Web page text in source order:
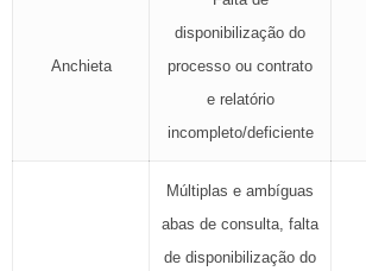
Anchieta
disponibilização do
processo ou contrato
e relatório
incompleto/deficiente
Múltiplas e ambíguas
abas de consulta, falta
de disponibilização do